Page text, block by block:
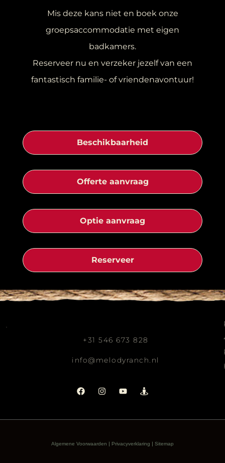
Mis deze kans niet en boek onze
groepsaccommodatie met eigen
badkamers.
Reserveer nu en verzeker jezelf van een
fantastisch familie- of vriendenavontuur!
Beschikbaarheid
Offerte aanvraag
Optie aanvraag
Reserveer
+31 546 673 828
info@melodyranch.nl
Algemene Voorwaarden | Privacyverklaring | Sitemap